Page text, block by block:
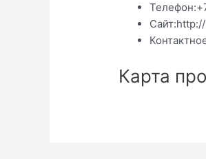
Телефон:
Сайт:
Карта